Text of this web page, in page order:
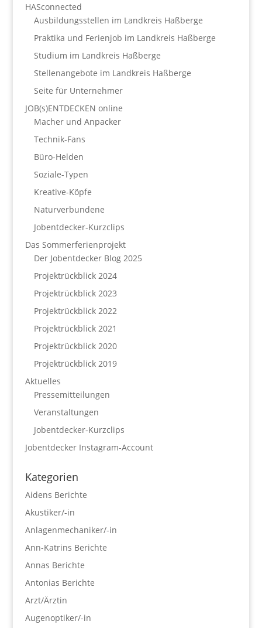
HASconnected
Ausbildungsstellen im Landkreis Haßberge
Praktika und Ferienjob im Landkreis Haßberge
Studium im Landkreis Haßberge
Stellenangebote im Landkreis Haßberge
Seite für Unternehmer
JOB(s)ENTDECKEN online
Macher und Anpacker
Technik-Fans
Büro-Helden
Soziale-Typen
Kreative-Köpfe
Naturverbundene
Jobentdecker-Kurzclips
Das Sommerferienprojekt
Der Jobentdecker Blog 2025
Projektrückblick 2024
Projektrückblick 2023
Projektrückblick 2022
Projektrückblick 2021
Projektrückblick 2020
Projektrückblick 2019
Aktuelles
Pressemitteilungen
Veranstaltungen
Jobentdecker-Kurzclips
Jobentdecker Instagram-Account
Kategorien
Aidens Berichte
Akustiker/-in
Anlagenmechaniker/-in
Ann-Katrins Berichte
Annas Berichte
Antonias Berichte
Arzt/Ärztin
Augenoptiker/-in